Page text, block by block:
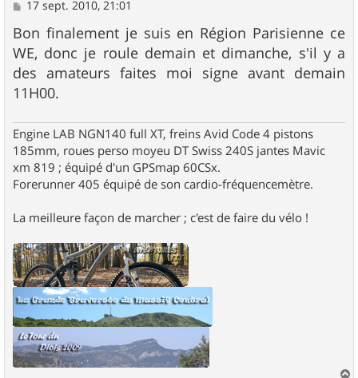
M
s
s
a
g
e
17 sept. 2010, 21:01
Bon finalement je suis en Région Parisienne ce
WE, donc je roule demain et dimanche, s'il y a
des amateurs faites moi signe avant demain
11H00.
Engine LAB NGN140 full XT, freins Avid Code 4 pistons
185mm, roues perso moyeu DT Swiss 240S jantes Mavic
xm 819 ; équipé d'un GPSmap 60CSx.
Forerunner 405 équipé de son cardio-fréquencemètre.
La meilleure façon de marcher ; c'est de faire du vélo !